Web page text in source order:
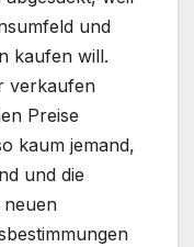
und
kaufen will.
verkaufen
Preise
kaum jemand,
und die
neuen